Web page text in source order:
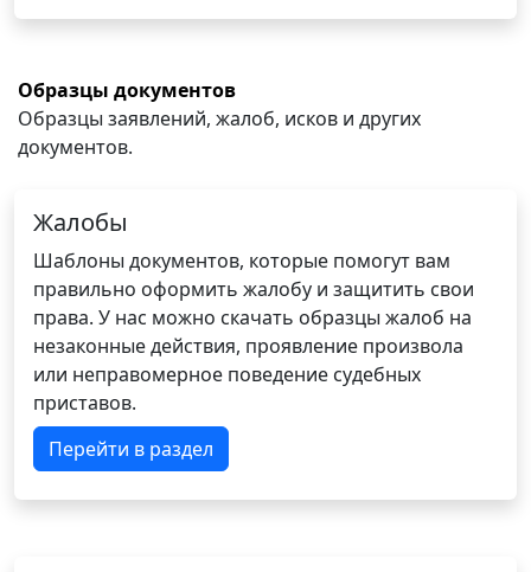
Образцы документов
Образцы заявлений, жалоб, исков и других
документов.
Жалобы
Шаблоны документов, которые помогут вам
правильно оформить жалобу и защитить свои
права. У нас можно скачать образцы жалоб на
незаконные действия, проявление произвола
или неправомерное поведение судебных
приставов.
Перейти в раздел